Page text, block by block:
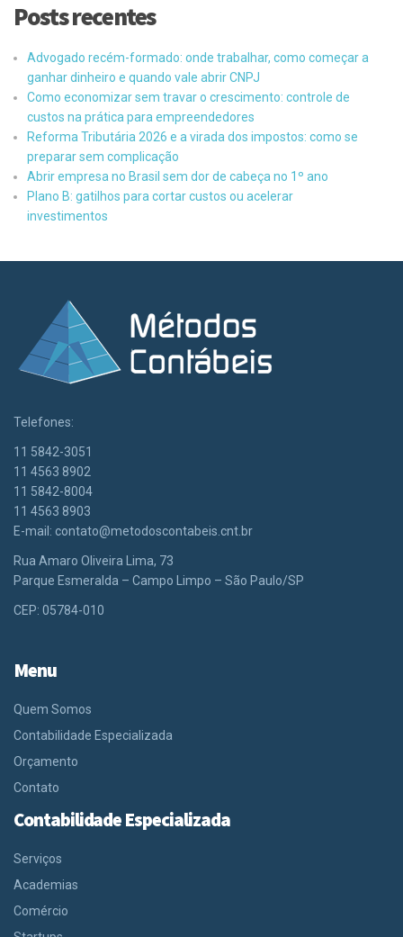
Posts recentes
Advogado recém-formado: onde trabalhar, como começar a
ganhar dinheiro e quando vale abrir CNPJ
Como economizar sem travar o crescimento: controle de
custos na prática para empreendedores
Reforma Tributária 2026 e a virada dos impostos: como se
preparar sem complicação
Abrir empresa no Brasil sem dor de cabeça no 1º ano
Plano B: gatilhos para cortar custos ou acelerar
investimentos
Telefones:
11 5842-3051
11 4563 8902
11 5842-8004
11 4563 8903
E-mail: contato@metodoscontabeis.cnt.br
Rua Amaro Oliveira Lima, 73
Parque Esmeralda – Campo Limpo – São Paulo/SP
CEP: 05784-010
Menu
Quem Somos
Contabilidade Especializada
Orçamento
Contato
Contabilidade Especializada
Serviços
Academias
Comércio